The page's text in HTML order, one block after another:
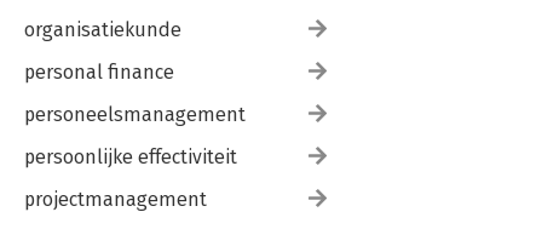
organisatiekunde
personal finance
personeelsmanagement
persoonlijke effectiviteit
projectmanagement